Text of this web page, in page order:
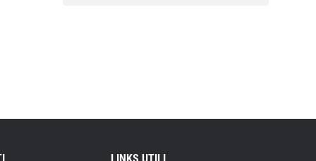
vecchie scorteLINKS UTILI